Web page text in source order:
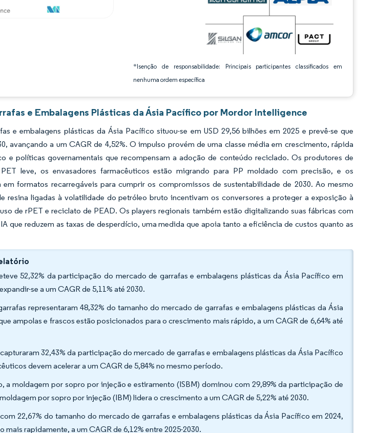
*Isenção de responsabilidade: Principais participantes classificados em
nenhuma ordem específica
e Embalagens Plásticas da Ásia Pacífico por Mordor Intelligence
e embalagens plásticas da Ásia Pacífico situou-se em USD 29,56 bilhões em 2025 e prevê-se que
avançando a um CAGR de 4,52%. O impulso provém de uma classe média em crescimento, rápida
e políticas governamentais que recompensam a adoção de conteúdo reciclado. Os produtores de
leve, os envasadores farmacêuticos estão migrando para PP moldado com precisão, e os
formatos recarregáveis para cumprir os compromissos de sustentabilidade de 2030. Ao mesmo
resina ligadas à volatilidade do petróleo bruto incentivam os conversores a proteger a exposição à
de rPET e reciclato de PEAD. Os players regionais também estão digitalizando suas fábricas com
que reduzem as taxas de desperdício, uma medida que apoia tanto a eficiência de custos quanto as
52,32% da participação do mercado de garrafas e embalagens plásticas da Ásia Pacífico em
se a um CAGR de 5,11% até 2030.
representaram 48,32% do tamanho do mercado de garrafas e embalagens plásticas da Ásia
ampolas e frascos estão posicionados para o crescimento mais rápido, a um CAGR de 6,64% até
32,43% da participação do mercado de garrafas e embalagens plásticas da Ásia Pacífico
devem acelerar a um CAGR de 5,84% no mesmo período.
a moldagem por sopro por injeção e estiramento (ISBM) dominou com 29,89% da participação de
por sopro por injeção (IBM) lidera o crescimento a um CAGR de 5,22% até 2030.
22,67% do tamanho do mercado de garrafas e embalagens plásticas da Ásia Pacífico em 2024,
mais rapidamente, a um CAGR de 6,12% entre 2025-2030.